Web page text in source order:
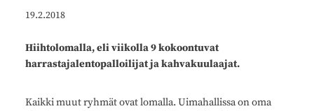
19.2.2018
Hiihtolomalla, eli viikolla 9 kokoontuvat
harrastajalentopalloilijat ja kahvakuulaajat.
Kaikki muut ryhmät ovat lomalla. Uimahallissa on oma